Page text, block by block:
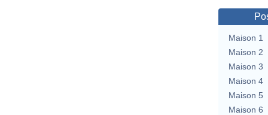
Maison 1
Maison 2
Maison 3
Maison 4
Maison 5
Maison 6